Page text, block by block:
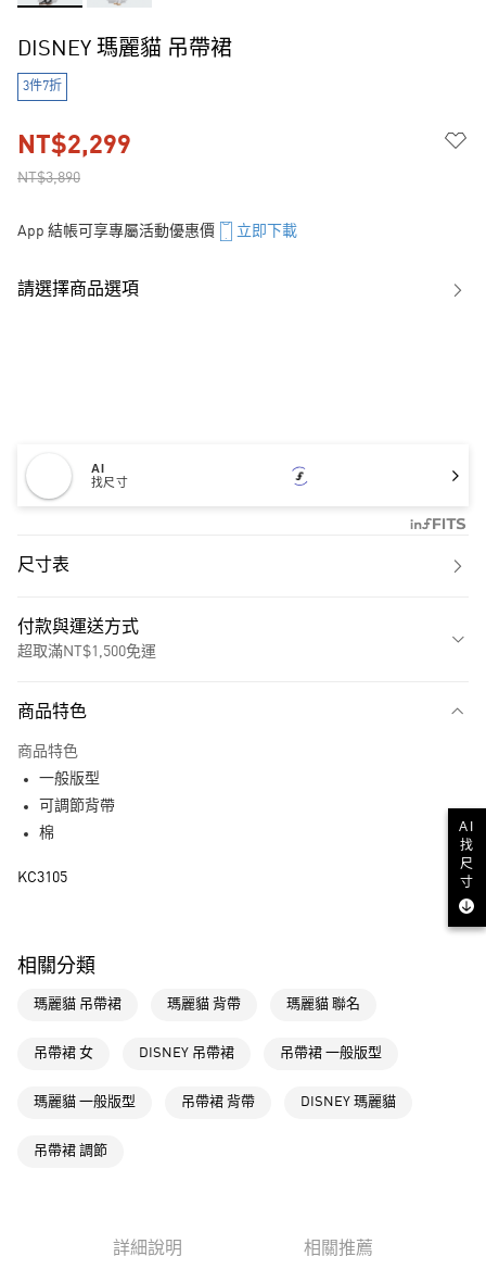
DISNEY 瑪麗貓 吊帶裙
3件7折
NT$3,890
NT$2,299
App 結帳可享專屬活動優惠價 立即下載
請選擇商品選項
AI
找尺寸
尺寸表
付款與運送方式
超取滿NT$1,500免運
LINE Pay
每筆NT$80，滿NT$1,500(含以上)免運費
付款後全家取貨
每筆NT$80，滿NT$1,500(含以上)免運費
付款後萊爾富取貨
每筆NT$80，滿NT$1,500(含以上)免運費
商品特色
商品特色
一般版型
可調節背帶
棉
KC3105
相關分類
瑪麗貓 吊帶裙 瑪麗貓 背帶 瑪麗貓 聯名
吊帶裙 女 DISNEY 吊帶裙 吊帶裙 一般版型
瑪麗貓 一般版型 吊帶裙 背帶 DISNEY 瑪麗貓
吊帶裙 調節
詳細說明 相關推薦
AI
找
尺
寸